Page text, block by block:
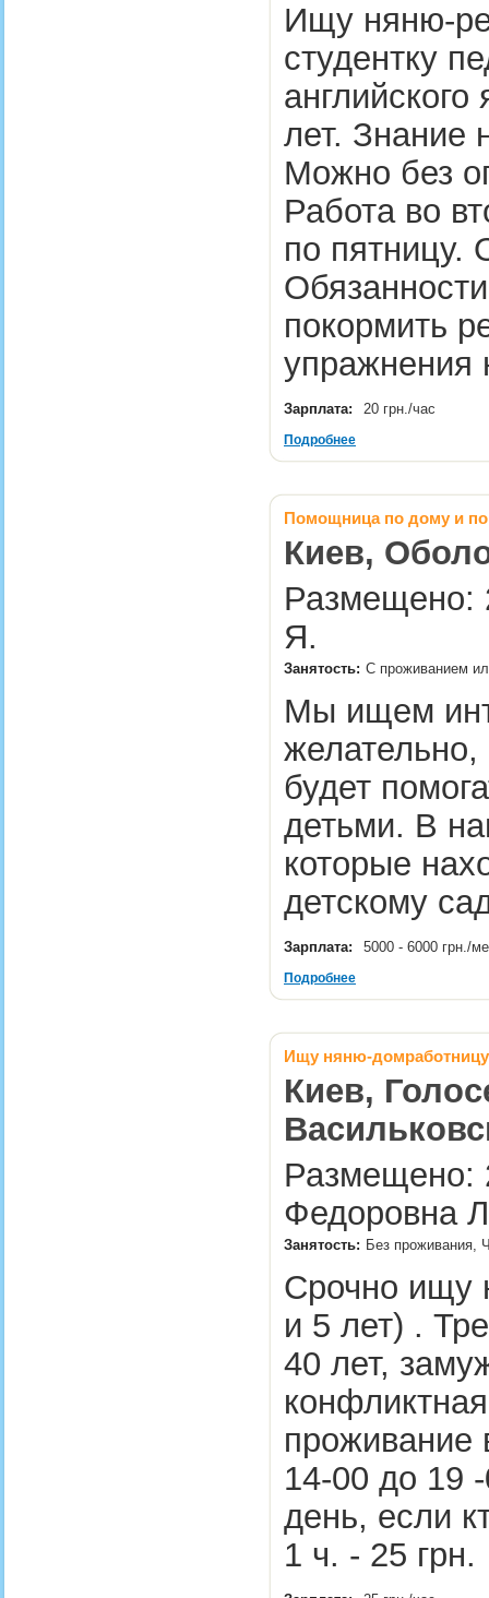
Ищу няню-
студентку
лет. Знание
Можно без
Работа во
по пятницу.
покормить
Зарплата: 20 грн./час
Подробнее
Помощница по дому и по
Киев,
Размещено:
Я.
Занятость: С проживанием
Мы ищем
будет
детьми. В
которые
детскому
Зарплата: 5000 - 6000 грн./
Подробнее
Ищу няню-домработницу
Киев,
Размещено:
Федоровна
Занятость: Без проживания,
Срочно ищу
и 5 лет) .
40 лет,
проживание
14-00 до 19
день, если
1 ч. - 25